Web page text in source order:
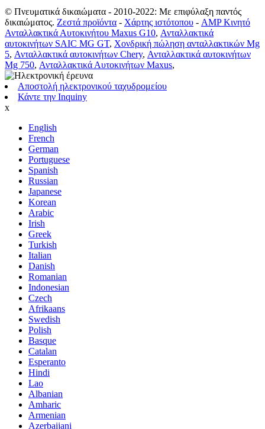
© Πνευματικά δικαιώματα - 2010-2022: Με επιφύλαξη παντός
δικαιώματος. Ζεστά προϊόντα - Χάρτης ιστότοπου - AMP Κινητό
Ανταλλακτικά Αυτοκινήτου Maxus G10, Ανταλλακτικά
αυτοκινήτων SAIC MG GT, Χονδρική πώληση ανταλλακτικών Mg
5, Ανταλλακτικά αυτοκινήτων Chery, Ανταλλακτικά αυτοκινήτων
Mg 750, Ανταλλακτικά Αυτοκινήτων Maxus,
Αποστολή ηλεκτρονικού ταχυδρομείου
Κάντε την Inquiny
x
English
French
German
Portuguese
Spanish
Russian
Japanese
Korean
Arabic
Irish
Greek
Turkish
Italian
Danish
Romanian
Indonesian
Czech
Afrikaans
Swedish
Polish
Basque
Catalan
Esperanto
Hindi
Lao
Albanian
Amharic
Armenian
Azerbaijani